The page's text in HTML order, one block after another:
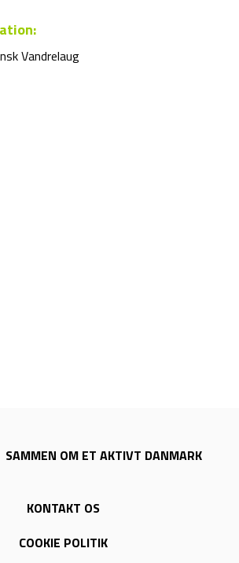
Vandrelaug
SAMMEN OM ET AKTIVT DANMARK
KONTAKT OS
COOKIE POLITIK